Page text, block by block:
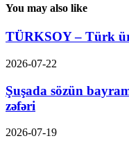
You may also like
TÜRKSOY – Türk
2026-07-22
Şuşada sözün
zəfəri
2026-07-19